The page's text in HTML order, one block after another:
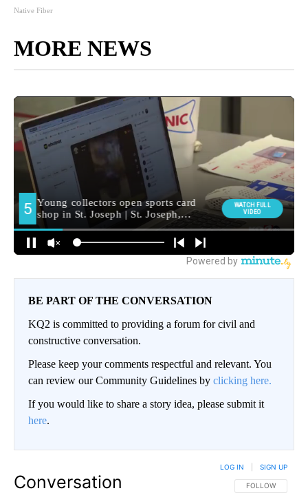
Native Fiber
MORE NEWS
BE PART OF THE CONVERSATION
KQ2 is committed to providing a forum for civil and
constructive conversation.
Please keep your comments respectful and relevant. You
can review our Community Guidelines by clicking here.
If you would like to share a story idea, please submit it
here.
Conversation FOLLOW THIS
FOLLOW
LOG IN SIGN UP